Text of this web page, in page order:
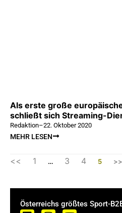
Als erste große
schließt sich Streaming-
Redaktion–22. Oktober 2020
MEHR LESEN
<< 1 … 3 4 5 >>
Österreichs größtes Sport-